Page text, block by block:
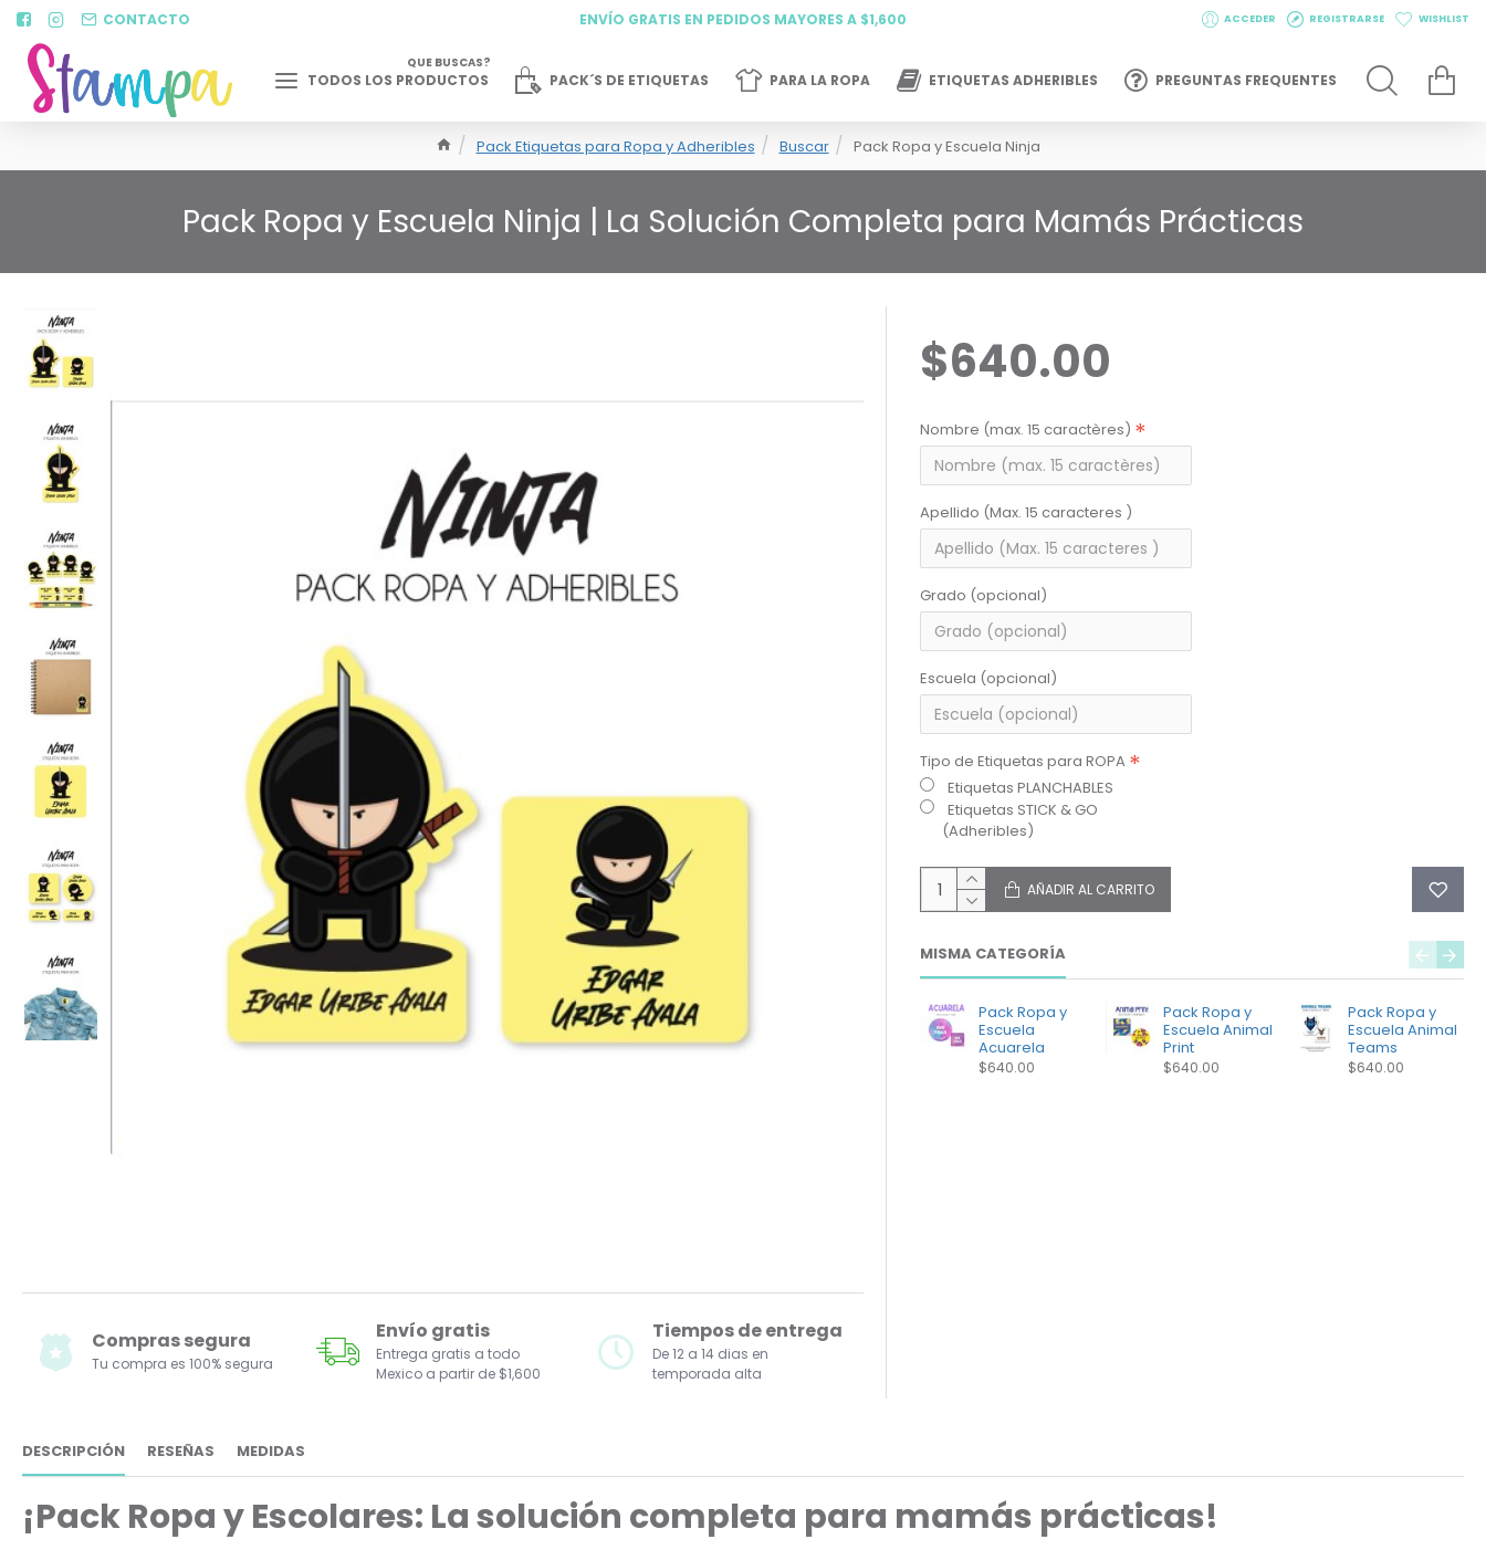
CONTACTO ENVÍO GRATIS EN PEDIDOS MAYORES A $1,600 ACCEDER REGISTRARSE WISHLIST
TODOS LOS PRODUCTOS
QUE BUSCAS?
PACK´S DE ETIQUETAS PARA LA ROPA ETIQUETAS ADHERIBLES PREGUNTAS FREQUENTES
Pack Etiquetas para Ropa y Adheribles Buscar Pack Ropa y Escuela Ninja
Pack Ropa y Escuela Ninja | La Solución Completa para Mamás Prácticas
Compras segura
Tu compra es 100% segura
Envío gratis
Entrega gratis a todo
Mexico a partir de $1,600
Tiempos de entrega
De 12 a 14 dias en
temporada alta
$640.00
Nombre (max. 15 caractères)
Apellido (Max. 15 caracteres )
Grado (opcional)
Escuela (opcional)
Tipo de Etiquetas para ROPA
Etiquetas PLANCHABLES
Etiquetas STICK & GO
(Adheribles)
AÑADIR AL CARRITO
MISMA CATEGORÍA
Pack Ropa y
Escuela
Acuarela
$640.00
Pack Ropa y
Escuela Animal
Print
$640.00
Pack Ropa y
Escuela Animal
Teams
$640.00
DESCRIPCIÓN RESEÑAS MEDIDAS
¡Pack Ropa y Escolares: La solución completa para mamás prácticas!